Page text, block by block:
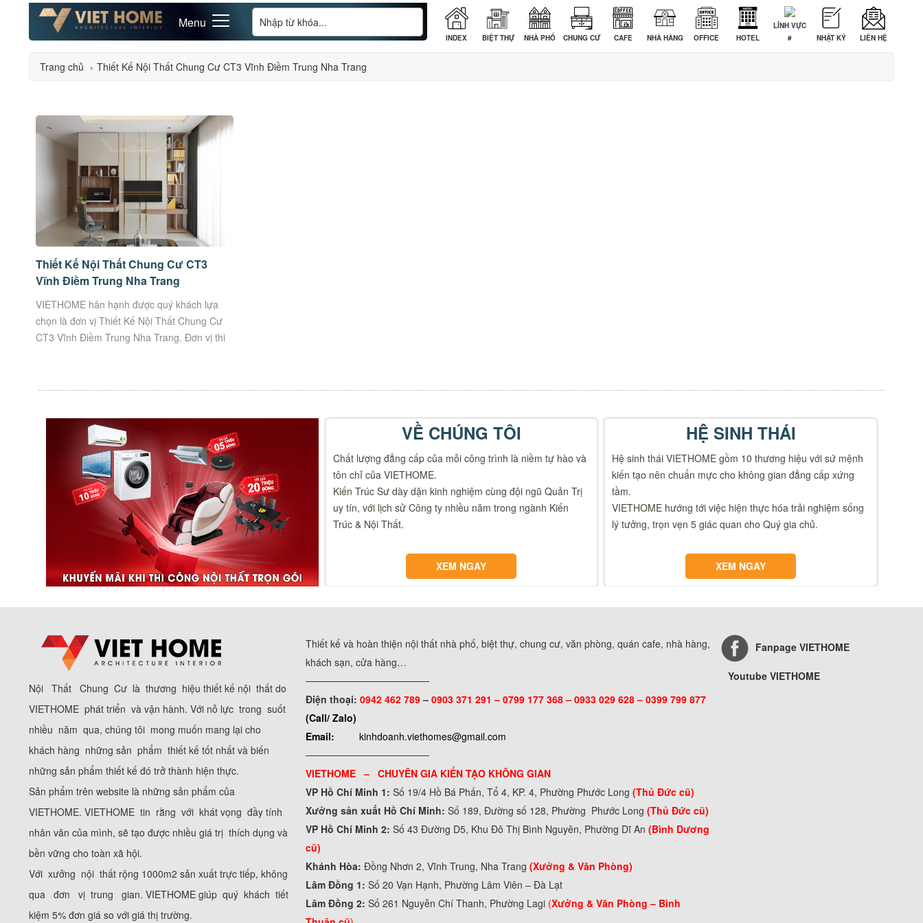
Menu
INDEX BIỆT THỰ NHÀ PHỐ CHUNG CƯ CAFE NHÀ HÀNG OFFICE HOTEL
LĨNH VỰC
#
NHẬT KÝ LIÊN HỆ
Trang chủ › Thiết Kế Nội Thất Chung Cư CT3 Vĩnh Điềm Trung Nha Trang
Thiết Kế Nội Thất Chung Cư CT3
Vĩnh Điềm Trung Nha Trang
VIETHOME hân hạnh được quý khách lựa
chọn là đơn vị Thiết Kế Nội Thất Chung Cư
CT3 Vĩnh Điềm Trung Nha Trang. Đơn vị thi
VỀ CHÚNG TÔI
Chất lượng đẳng cấp của mỗi công trình là niềm tự hào và
tôn chỉ của VIETHOME.
Kiến Trúc Sư dày dặn kinh nghiệm cùng đội ngũ Quản Trị
uy tín, với lịch sử Công ty nhiều năm trong ngành Kiến
Trúc & Nội Thất.
XEM NGAY
HỆ SINH THÁI
Hệ sinh thái VIETHOME gồm 10 thương hiệu với sứ mệnh
kiến tạo nên chuẩn mực cho không gian đẳng cấp xứng
tầm.
VIETHOME hướng tới việc hiện thực hóa trải nghiệm sống
lý tưởng, trọn vẹn 5 giác quan cho Quý gia chủ.
XEM NGAY
Nội Thất Chung Cư là thương hiệu thiết kế nội thất do
VIETHOME phát triển và vận hành. Với nỗ lực trong suốt
nhiều năm qua, chúng tôi mong muốn mang lại cho
khách hàng những sản phẩm thiết kế tốt nhất và biến
những sản phẩm thiết kế đó trở thành hiện thực.
Sản phẩm trên website là những sản phẩm của
VIETHOME. VIETHOME tin rằng với khát vọng đầy tính
nhân văn của mình, sẽ tạo được nhiều giá trị thích dụng và
bền vững cho toàn xã hội.
Với xưởng nội thất rộng 1000m2 sản xuất trực tiếp, không
qua đơn vị trung gian. VIETHOME giúp quý khách tiết
kiệm 5% đơn giá so với giá thị trường.
Thiết kế và hoàn thiện nội thất nhà phố, biệt thự, chung cư, văn phòng, quán cafe, nhà hàng,
khách sạn, cửa hàng…
──────────────────
Điện thoại:0942 462 789–0903 371 291 –0799 177 368 – 0933 029 628 – 0399 799 877
(Call/ Zalo)
Email:
kinhdoanh.viethomes@gmail.com
──────────────────
VIETHOME – CHUYÊN GIA KIẾN TẠO KHÔNG GIAN
VP Hồ Chí Minh 1: Số 19/4 Hồ Bá Phấn, Tổ 4, KP. 4, Phường Phước Long(Thủ Đức cũ)
Xưởng sản xuất Hồ Chí Minh: Số 189, Đường số 128, Phường Phước Long(Thủ Đức cũ)
VP Hồ Chí Minh 2: Số 43 Đường D5, Khu Đô Thị Bình Nguyên, Phường Dĩ An (Bình Dương
cũ)
Khánh Hòa:Đồng Nhơn 2, Vĩnh Trung, Nha Trang (Xưởng & Văn Phòng)
Lâm Đồng 1:Số 20 Vạn Hạnh, Phường Lâm Viên – Đà Lạt
Lâm Đồng 2:Số 261 Nguyễn Chí Thanh, Phường Lagi (Xưởng & Văn Phòng – Bình
Fanpage VIETHOME
Youtube VIETHOME